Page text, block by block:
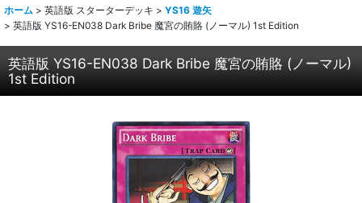
ホーム > 英語版 スターターデッキ > YS16 遊矢
> 英語版 YS16-EN038 Dark Bribe 魔宮の賄賂 (ノーマル) 1st Edition
英語版 YS16-EN038 Dark Bribe 魔宮の賄賂 (ノーマル)
1st Edition